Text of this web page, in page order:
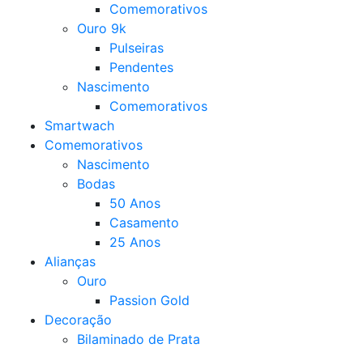
Comemorativos
Ouro 9k
Pulseiras
Pendentes
Nascimento
Comemorativos
Smartwach
Comemorativos
Nascimento
Bodas
50 Anos
Casamento
25 Anos
Alianças
Ouro
Passion Gold
Decoração
Bilaminado de Prata